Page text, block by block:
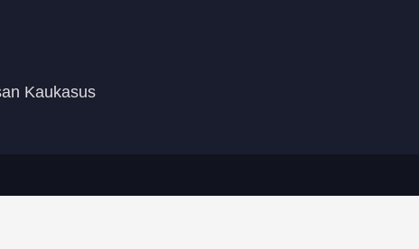
Kaukasus